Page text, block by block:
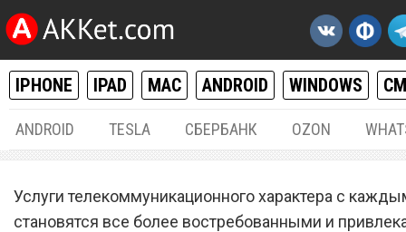
IPHONE IPAD MAC ANDROID WINDOWS
ANDROID TESLA СБЕРБАНК OZON
Сотовый оператор Tele2
Услуги телекоммуникационного характера с
становятся все более востребованными и